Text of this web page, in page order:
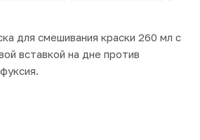
для смешивания краски 260 мл с
вставкой на дне против